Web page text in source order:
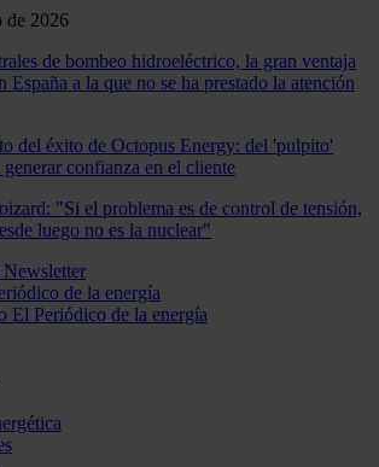
de 2026
de bombeo hidroeléctrico, la gran ventaja
España a la que no se ha prestado la atención
del éxito de Octopus Energy: del 'pulpito'
generar confianza en el cliente
"Si el problema es de control de tensión,
luego no es la nuclear"
Newsletter